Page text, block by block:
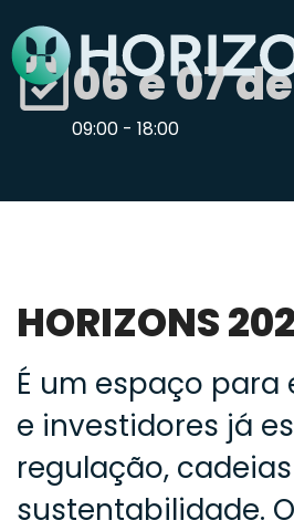
06 e 07
09:00 - 18:00
HORIZONS
É um espaço
e investidores já
regulação,
sustentabilidade.